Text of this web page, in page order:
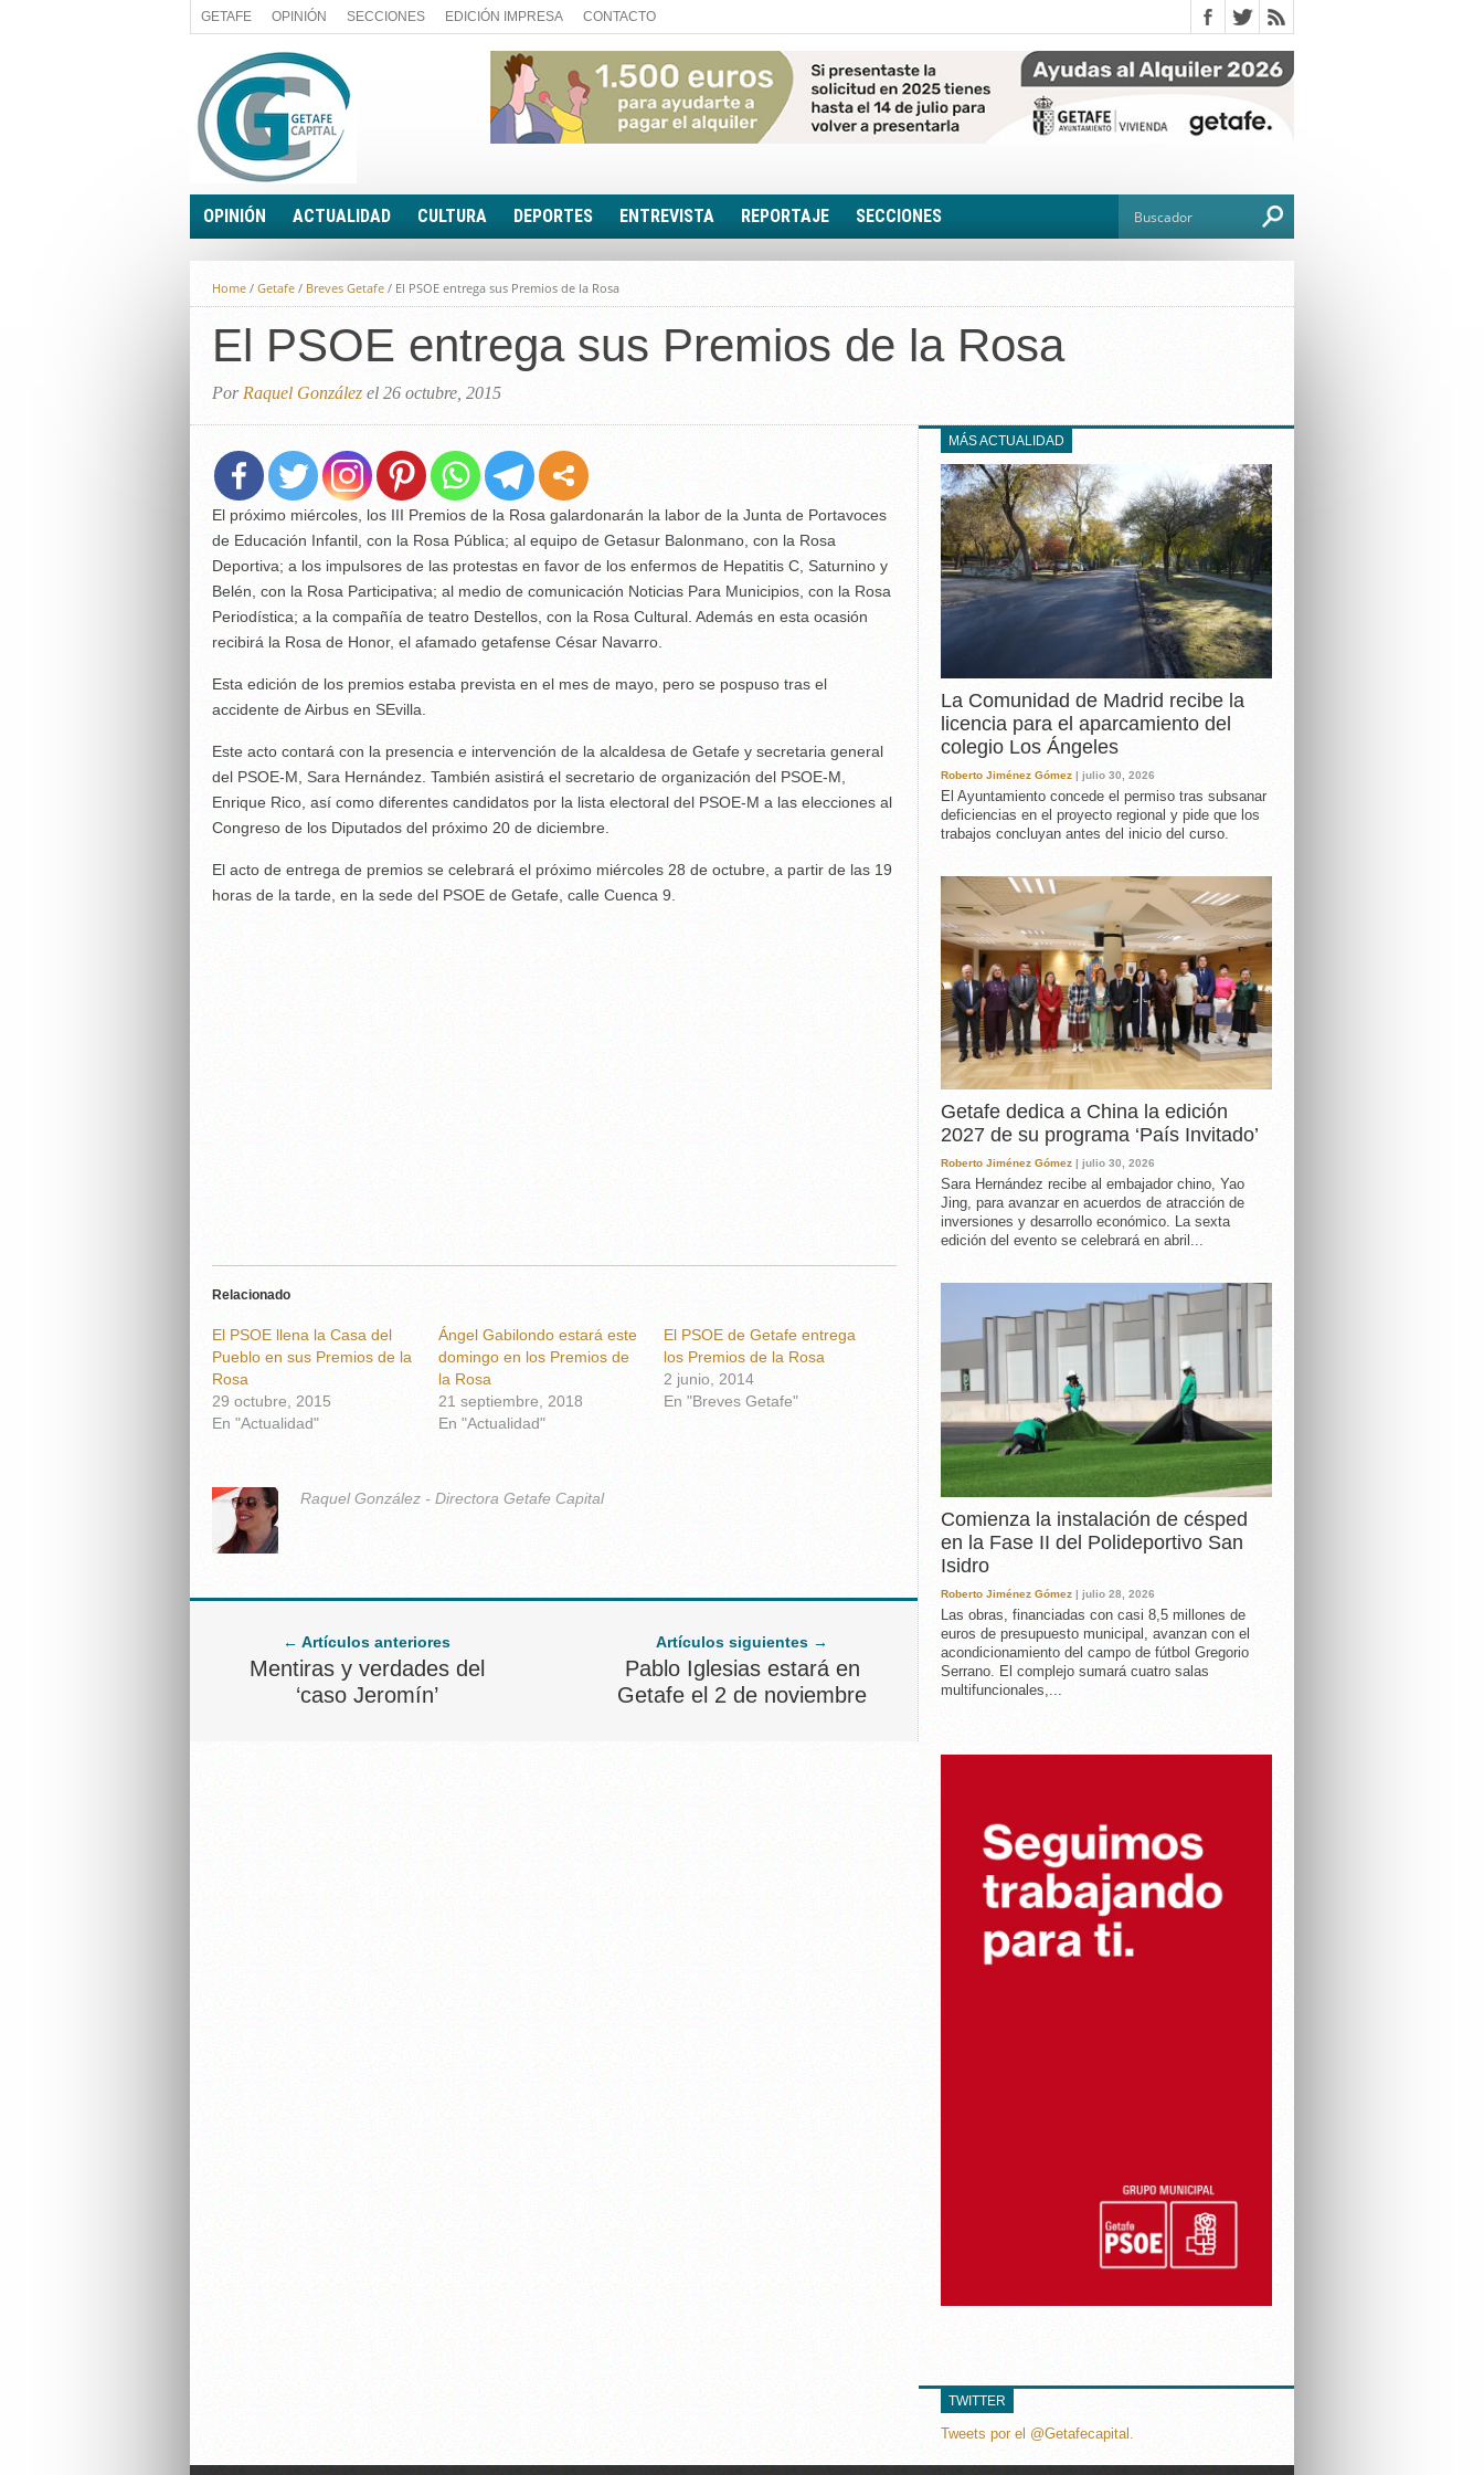
GETAFE OPINIÓN SECCIONES EDICIÓN IMPRESA CONTACTO
OPINIÓN
A FIN DE CUENTAS
PALABRA DE CONCEJAL
LA PIEDRA DE SÍSIFO
EL SACAPUNTAS
TODAS LAS BANDERAS
ROTAS
ACTUALIDAD
POLÍTICA
ECONOMÍA
SOCIEDAD
BREVES
CULTURA DEPORTES ENTREVISTA REPORTAJE SECCIONES
FOTONOTICIA
LOOK TOTAL
RINCÓN PSICOLÓGICO
RUTA DE LA MEMORIA
LA VOZ DE LA
EXPERIENCIA
IN MEMORIAM
MEMORIA RECUPERADA
UN MINUTO EN EL
MUSEO
Home / Getafe / Breves Getafe / El PSOE entrega sus Premios de la Rosa
El PSOE entrega sus Premios de la Rosa
Por Raquel González el 26 octubre, 2015
El próximo miércoles, los III Premios de la Rosa galardonarán la labor de la Junta de Portavoces
de Educación Infantil, con la Rosa Pública; al equipo de Getasur Balonmano, con la Rosa
Deportiva; a los impulsores de las protestas en favor de los enfermos de Hepatitis C, Saturnino y
Belén, con la Rosa Participativa; al medio de comunicación Noticias Para Municipios, con la Rosa
Periodística; a la compañía de teatro Destellos, con la Rosa Cultural. Además en esta ocasión
recibirá la Rosa de Honor, el afamado getafense César Navarro.
Esta edición de los premios estaba prevista en el mes de mayo, pero se pospuso tras el
accidente de Airbus en SEvilla.
Este acto contará con la presencia e intervención de la alcaldesa de Getafe y secretaria general
del PSOE-M, Sara Hernández. También asistirá el secretario de organización del PSOE-M,
Enrique Rico, así como diferentes candidatos por la lista electoral del PSOE-M a las elecciones al
Congreso de los Diputados del próximo 20 de diciembre.
El acto de entrega de premios se celebrará el próximo miércoles 28 de octubre, a partir de las 19
horas de la tarde, en la sede del PSOE de Getafe, calle Cuenca 9.
Relacionado
El PSOE llena la Casa del
Pueblo en sus Premios de la
Rosa
29 octubre, 2015
En "Actualidad"
Ángel Gabilondo estará este
domingo en los Premios de
la Rosa
21 septiembre, 2018
En "Actualidad"
El PSOE de Getafe entrega
los Premios de la Rosa
2 junio, 2014
En "Breves Getafe"
Raquel González - Directora Getafe Capital
← Artículos anteriores
Mentiras y verdades del
‘caso Jeromín’
Artículos siguientes →
Pablo Iglesias estará en
Getafe el 2 de noviembre
MÁS ACTUALIDAD
La Comunidad de Madrid recibe la
licencia para el aparcamiento del
colegio Los Ángeles
Roberto Jiménez Gómez | julio 30, 2026
El Ayuntamiento concede el permiso tras subsanar
deficiencias en el proyecto regional y pide que los
trabajos concluyan antes del inicio del curso.
Getafe dedica a China la edición
2027 de su programa ‘País Invitado’
Roberto Jiménez Gómez | julio 30, 2026
Sara Hernández recibe al embajador chino, Yao
Jing, para avanzar en acuerdos de atracción de
inversiones y desarrollo económico. La sexta
edición del evento se celebrará en abril...
Comienza la instalación de césped
en la Fase II del Polideportivo San
Isidro
Roberto Jiménez Gómez | julio 28, 2026
Las obras, financiadas con casi 8,5 millones de
euros de presupuesto municipal, avanzan con el
acondicionamiento del campo de fútbol Gregorio
Serrano. El complejo sumará cuatro salas
multifuncionales,...
TWITTER
Tweets por el @Getafecapital.